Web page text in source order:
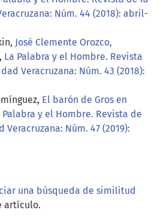
Núm. 44 (2018): abril-
José Clemente Orozco,
, La Palabra y el Hombre. Revista
Veracruzana: Núm. 43 (2018):
El barón de Gros en
Palabra y el Hombre. Revista de
Veracruzana: Núm. 47 (2019):
una búsqueda de similitud
artículo.